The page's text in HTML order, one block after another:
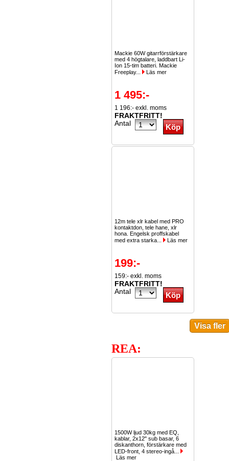
Mackie 60W gitarrförstärkare
med 4 högtalare, laddbart Li-
Ion 15-tim batteri. Mackie
Freeplay...
Läs mer
1 495:-
1 196:- exkl. moms
FRAKTFRITT!
Antal
12m tele xlr kabel med PRO
kontaktdon, tele hane, xlr
hona. Engelsk proffskabel
med extra starka...
Läs mer
199:-
159:- exkl. moms
FRAKTFRITT!
Antal
REA:
1500W ljud 30kg med EQ,
kablar, 2x12" sub basar, 6
diskanthorn, förstärkare med
LED-front, 4 stereo-ingå...
Läs mer